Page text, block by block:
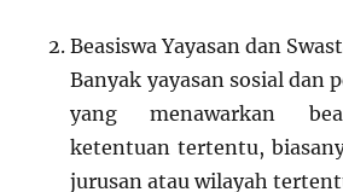
Beasiswa Yayasan dan
Banyak yayasan sosial dan
yang menawarkan
ketentuan tertentu,
jurusan atau wilayah